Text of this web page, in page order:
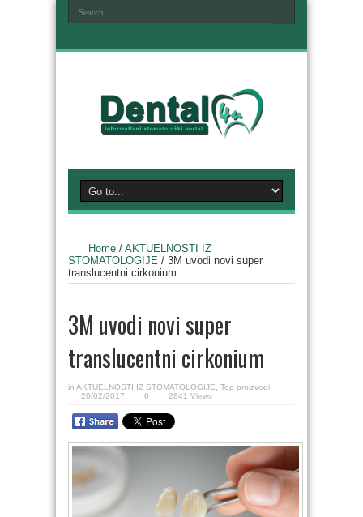
Home / AKTUELNOSTI IZ
STOMATOLOGIJE / 3M uvodi novi super
translucentni cirkonium
3M uvodi novi super
translucentni cirkonium
in AKTUELNOSTI IZ STOMATOLOGIJE
Top proizvodi
20/02/2017
0 2841 Views